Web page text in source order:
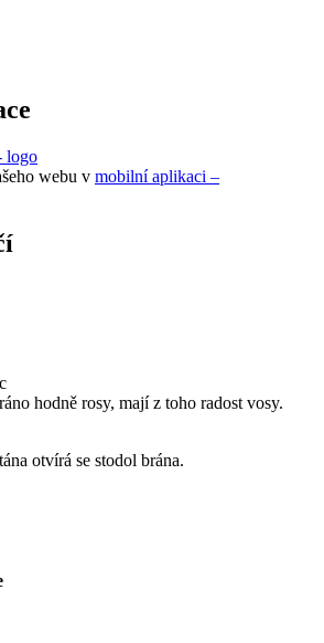
webu v mobilní aplikaci –
hodně rosy, mají z toho radost vosy.
otvírá se stodol brána.